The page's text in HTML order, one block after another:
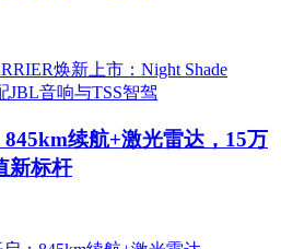
续航+激光雷达，15万
新标杆